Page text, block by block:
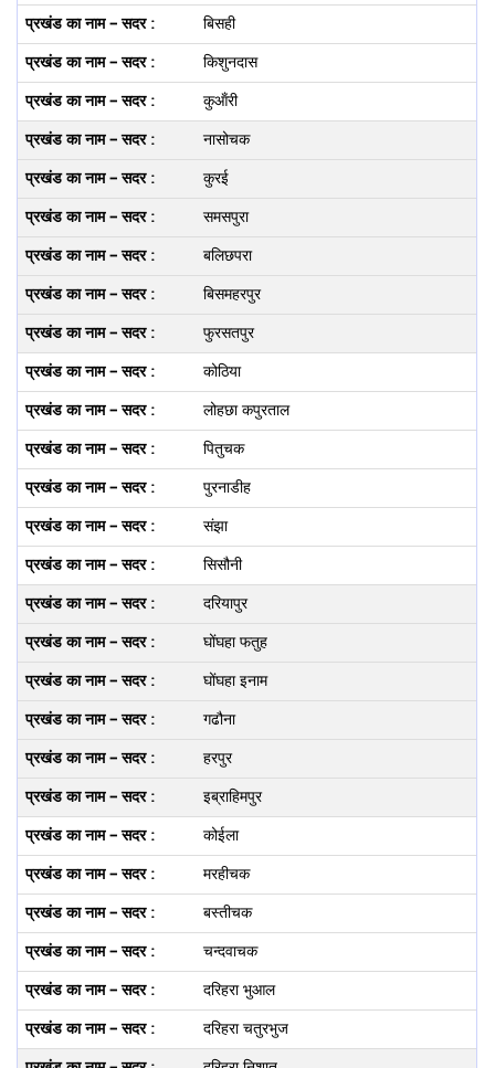
बिसही
किशुनदास
कुऑंरी
नासोचक
कुरई
समसपुरा
बलिछपरा
बिसमहरपुर
फुरसतपुर
कोठिया
लोहछा कपुरताल
पितुचक
पुरनाडीह
संझा
सिसौनी
दरियापुर
घोंघहा फतुह
घोंघहा इनाम
गढौना
हरपुर
इब्राहिमपुर
कोईला
मरहीचक
बस्‍तीचक
चन्‍दवाचक
दरिहरा भुआल
दरिहरा चतुरभुज